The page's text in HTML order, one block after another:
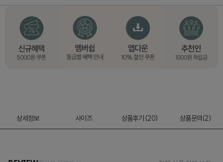
상세정보 사이즈 상품후기 (20) 상품문의(2)